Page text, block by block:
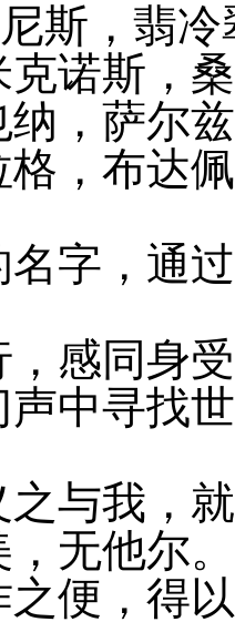
斯，翡
诺斯，
纳，萨尔
，布达
字，通
感同身
声中寻找
与我，
无他尔。
便，得